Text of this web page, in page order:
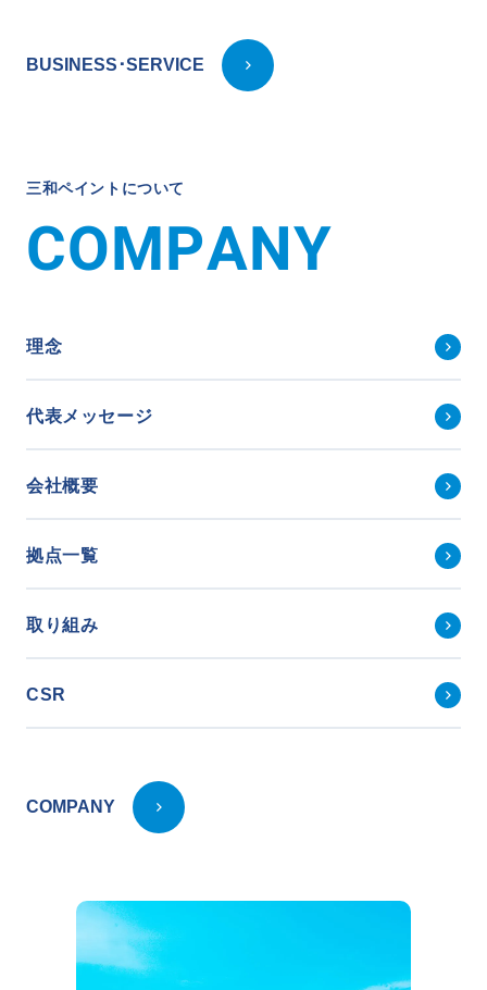
BUSINESS･SERVICE
三和ペイン ト について
COMPANY
理念
代表メッセージ
会社概要
拠点一覧
取り組み
CSR
COMPANY